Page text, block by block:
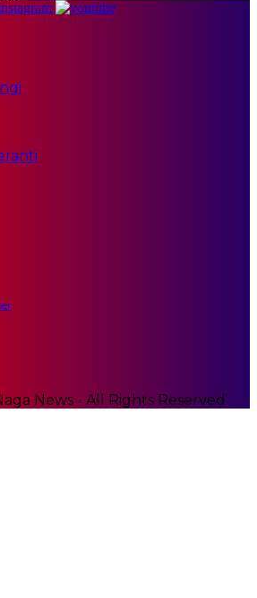
News - All Rights Reserved